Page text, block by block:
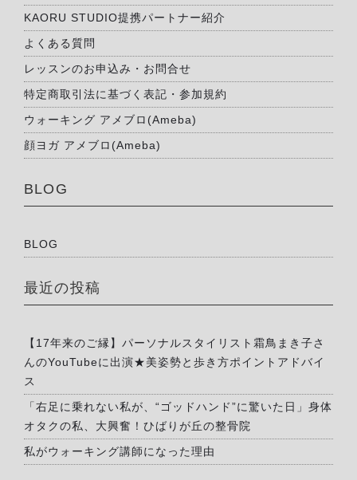
KAORU STUDIO提携パートナー紹介
よくある質問
レッスンのお申込み・お問合せ
特定商取引法に基づく表記・参加規約
ウォーキング アメブロ(Ameba)
顔ヨガ アメブロ(Ameba)
BLOG
BLOG
最近の投稿
【17年来のご縁】パーソナルスタイリスト霜鳥まき子さ
んのYouTubeに出演★美姿勢と歩き方ポイントアドバイ
ス
「右足に乗れない私が、“ゴッドハンド”に驚いた日」身体
オタクの私、大興奮！ひばりが丘の整骨院
私がウォーキング講師になった理由